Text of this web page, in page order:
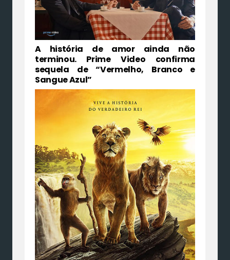
A história de amor ainda não
terminou. Prime Video confirma
sequela de “Vermelho, Branco e
Sangue Azul”